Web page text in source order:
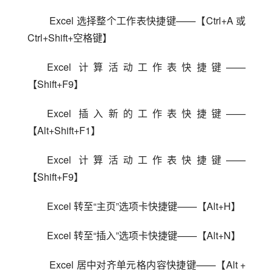
Ctrl+Shift+空格键】
Excel 计算活动工作表快捷键——
【Shift+F9】
Excel 插入新的工作表快捷键——
【Alt+Shift+F1】
Excel 计算活动工作表快捷键——
【Shift+F9】
Excel 转至“主页”选项卡快捷键——【Alt+H】
Excel 转至“插入”选项卡快捷键——【Alt+N】